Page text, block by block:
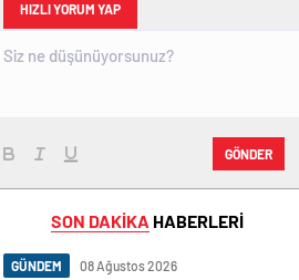
HIZLI YORUM YAP
GÖNDER
SON DAKİKA HABERLERİ
GÜNDEM 08 Ağustos 2026